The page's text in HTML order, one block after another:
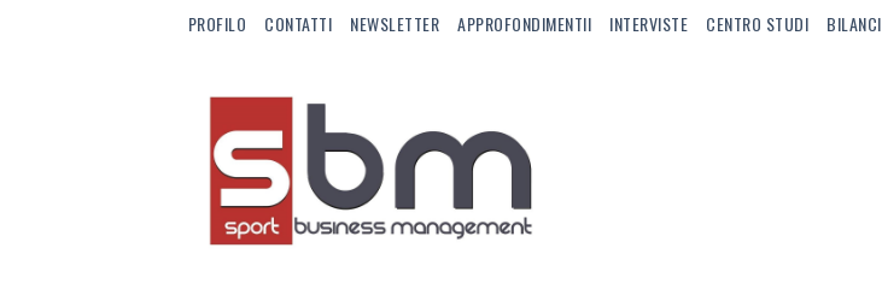
PROFILO CONTATTI NEWSLETTER APPROFONDIMENTII INTERVISTE CENTRO STUDI BILANCI